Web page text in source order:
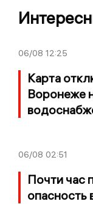
06/08 12:25
Карта
Воронеже
06/08 02:51
Почти час
опасность